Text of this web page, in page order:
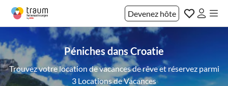
Devenez hôte
Péniches dans Croatie
Trouvez votre location de vacances de rêve et réservez parmi
3 Locations de Vacances